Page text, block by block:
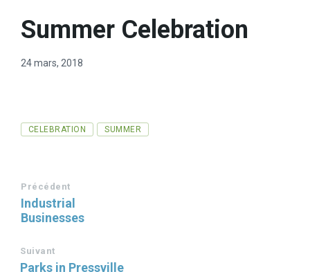
Summer Celebration
24 mars, 2018
Tags
CELEBRATION SUMMER
Précédent
Industrial
Businesses
Suivant
Parks in Pressville